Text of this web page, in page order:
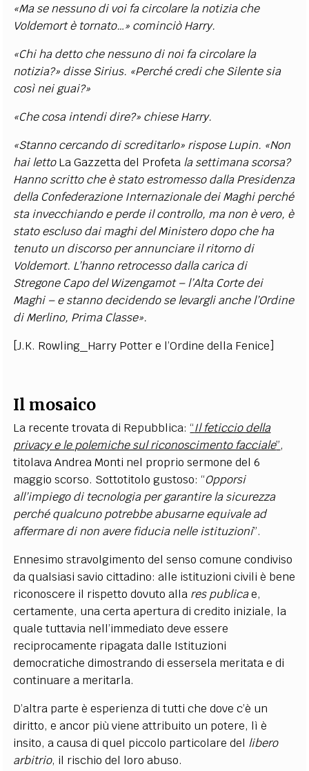
«Ma se nessuno di voi fa circolare la notizia che
Voldemort è tornato…» cominciò Harry.
«Chi ha detto che nessuno di noi fa circolare la
notizia?» disse Sirius. «Perché credi che Silente sia
così nei guai?»
«Che cosa intendi dire?» chiese Harry.
«Stanno cercando di screditarlo» rispose Lupin. «Non
hai lettoLa Gazzetta del Profeta la settimana scorsa?
Hanno scritto che è stato estromesso dalla Presidenza
della Confederazione Internazionale dei Maghi perché
sta invecchiando e perde il controllo, ma non è vero, è
stato escluso dai maghi del Ministero dopo che ha
tenuto un discorso per annunciare il ritorno di
Voldemort. L’hanno retrocesso dalla carica di
Stregone Capo del Wizengamot – l’Alta Corte dei
Maghi – e stanno decidendo se levargli anche l’Ordine
di Merlino, Prima Classe».
[J.K. Rowling_ Harry Potter e l’Ordine della Fenice]
Il mosaico
La recente trovata di Repubblica:“Il feticcio della
privacy e le polemiche sul riconoscimento facciale”,
titolava Andrea Monti nel proprio sermone del 6
maggio scorso. Sottotitolo gustoso: “Opporsi
all’impiego di tecnologia per garantire la sicurezza
perché qualcuno potrebbe abusarne equivale ad
affermare di non avere fiducia nelle istituzioni”.
Ennesimo stravolgimento del senso comune condiviso
da qualsiasi savio cittadino: alle istituzioni civili è bene
riconoscere il rispetto dovuto alla res publicae,
certamente, una certa apertura di credito iniziale, la
quale tuttavia nell’immediato deve essere
reciprocamente ripagata dalle Istituzioni
democratiche dimostrando di essersela meritata e di
continuare a meritarla.
D’altra parte è esperienza di tutti che dove c’è un
diritto, e ancor più viene attribuito un potere, lì è
insito, a causa di quel piccolo particolare del libero
arbitrio, il rischio del loro abuso.